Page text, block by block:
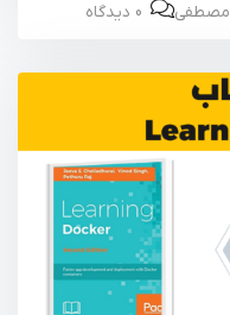
مصطفی 0 دیدگاه